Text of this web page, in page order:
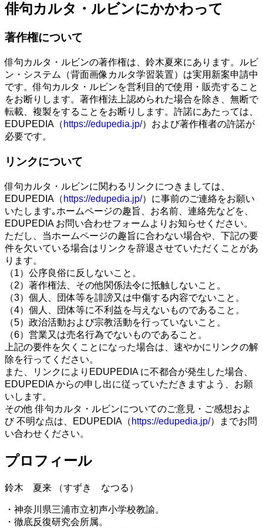
俳句カルタ・ルビンにかかわって
著作権について
俳句カルタ・ルビンの著作権は、鈴木夏來にあります。ルビ
ン・システム（背面画像カルタ学習装置）は実用新案申請中
です。俳句カルタ・ルビンを営利目的で使用・販売すること
をお断りします。著作権法上認められた場合を除き、無断で
転載、複製をすることをお断りします。許諾にあたっては、
EDUPEDIA（ https://edupedia.jp/）および著作権者の許諾が
必要です。
リンクについて
俳句カルタ・ルビンに関わるリンクにつきましては、
EDUPEDIA（ https://edupedia.jp/）に事前のご連絡をお願い
いたします｡ホームページの趣旨、お名前、連絡先などを、
EDUPEDIA お問い合わせフォームよりお知らせください。
ただし、当ホームページの趣旨に合わない場合や、下記の要
件を欠いている場合はリンクを辞退させていただくことがあ
ります。
（1）公序良俗に反しないこと。
（2）著作権法、その他関係法令に抵触しないこと。
（3）個人、団体等を誹謗又は中傷する内容でないこと。
（4）個人、団体等に不利益を与えないものであること。
（5）政治活動および宗教活動を行っていないこと。
（6）営業又は売名行為でないものであること。
上記の要件を欠くことになった場合は、速やかにリンクの解
除を行ってください。
また、リンクによりEDUPEDIA に不都合が発生した場合、
EDUPEDIA からの申し出に従っていただきますよう、お願
いします。
その他 俳句カルタ・ルビンについてのご意見・ご感想およ
び 不明な点は、EDUPEDIA（ https://edupedia.jp/）までお問
い合わせください。
プロフィール
鈴木 夏来 （すずき なつる）
・神奈川県三浦市立初声小学校教諭。
・徹底反復研究会所属。